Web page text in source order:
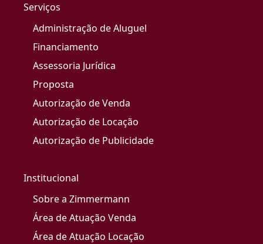
Serviços
Administração de Aluguel
Financiamento
Assessoria Jurídica
Proposta
Autorização de Venda
Autorização de Locação
Autorização de Publicidade
Institucional
Sobre a Zimmermann
Área de Atuação Venda
Área de Atuação Locação